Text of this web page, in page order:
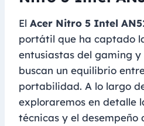
El Acer Nitro 5 Intel
portátil que ha captado
entusiastas del gaming
buscan un equilibrio
portabilidad. A lo largo
exploraremos en detalle
técnicas y el desempeño